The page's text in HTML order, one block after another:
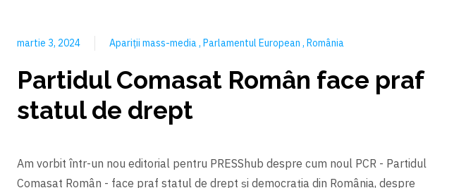
martie 3, 2024 Apariții mass-media Parlamentul European România
Partidul Comasat Român face praf
statul de drept
Am vorbit într-un nou editorial pentru PRESShub despre cum noul PCR - Partidul
Comasat Român - face praf statul de drept și democrația din România, despre